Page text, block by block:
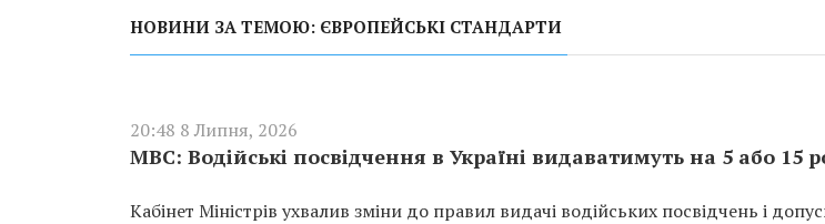
НОВИНИ ЗА ТЕМОЮ: ЄВРОПЕЙСЬКІ СТАНДАРТИ
20:48 8 Липня, 2026
МВС: Водійські посвідчення в Україні видаватимуть на 5 або 15
Кабінет Міністрів ухвалив зміни до правил видачі водійських посвідчень і